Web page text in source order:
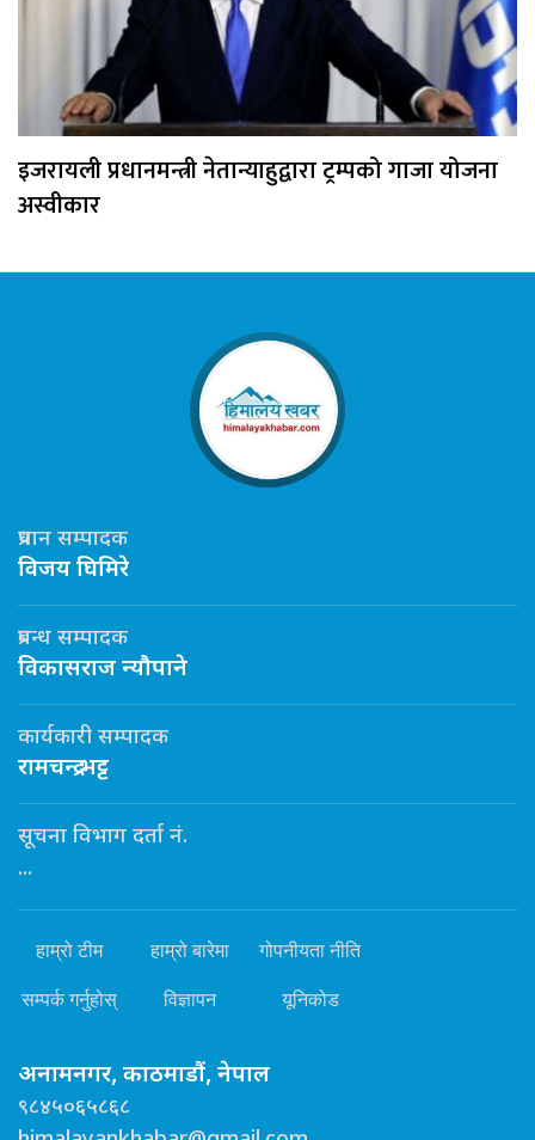
इजरायली प्रधानमन्त्री नेतान्याहुद्वारा ट्रम्पको गाजा योजना
अस्वीकार
प्रधान सम्पादक
विजय घिमिरे
प्रबन्ध सम्पादक
विकासराज न्यौपाने
कार्यकारी सम्पादक
रामचन्द्र भट्ट
सूचना विभाग दर्ता नं.
...
हाम्रो टीम हाम्रो बारेमा गोपनीयता नीति
सम्पर्क गर्नुहोस् विज्ञापन यूनिकोड
अनामनगर, काठमाडौं, नेपाल
९८४५०६५८६८